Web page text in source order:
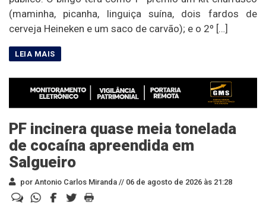
(maminha, picanha, linguiça suína, dois fardos de
cerveja Heineken e um saco de carvão); e o 2º […]
PF incinera quase meia tonelada
de cocaína apreendida em
Salgueiro
por Antonio Carlos Miranda // 06 de agosto de 2026 às 21:28